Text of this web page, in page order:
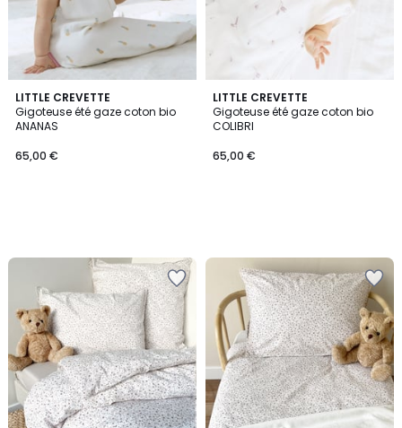
LITTLE CREVETTE
Gigoteuse été gaze coton bio
ANANAS
65,00 €
LITTLE CREVETTE
Gigoteuse été gaze coton bio
COLIBRI
65,00 €